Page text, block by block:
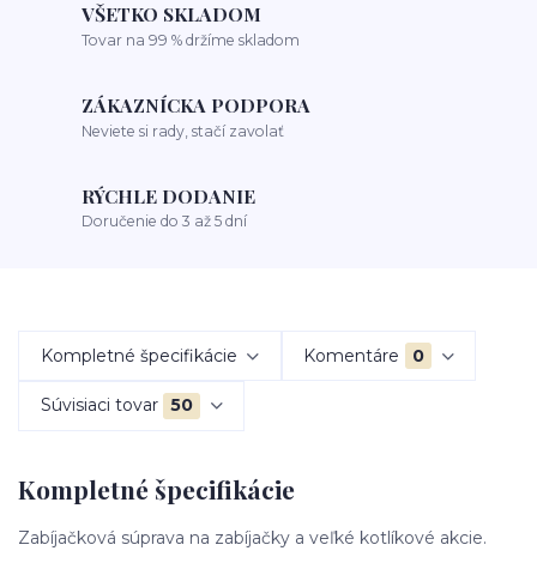
VŠETKO SKLADOM
Tovar na 99 % držíme skladom
ZÁKAZNÍCKA PODPORA
Neviete si rady, stačí zavolať
RÝCHLE DODANIE
Doručenie do 3 až 5 dní
Kompletné špecifikácie Komentáre 0
Súvisiaci tovar 50
Kompletné špecifikácie
Zabíjačková súprava na zabíjačky a veľké kotlíkové akcie.